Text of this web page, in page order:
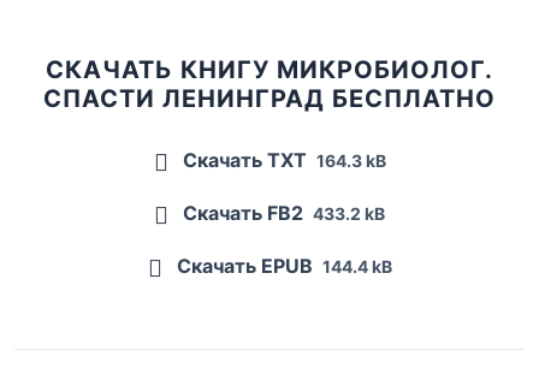
СКАЧАТЬ КНИГУ МИКРОБИОЛОГ.
СПАСТИ ЛЕНИНГРАД БЕСПЛАТНО
Скачать TXT 164.3 kB
Скачать FB2 433.2 kB
Скачать EPUB 144.4 kB